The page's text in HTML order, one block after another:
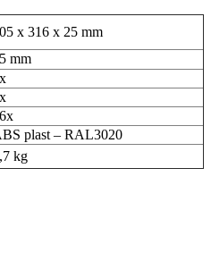
x 316 x 25 mm
mm
plast – RAL3020
kg